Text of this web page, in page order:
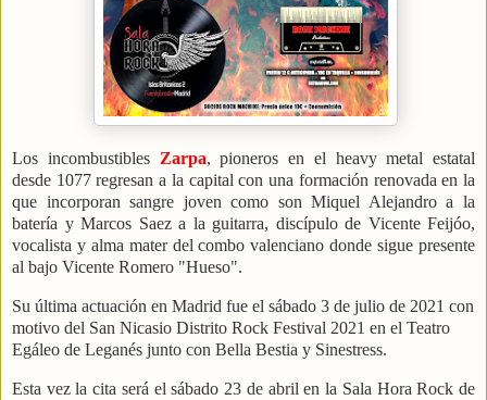
Los incombustibles Zarpa, pioneros en el heavy metal estatal
desde 1077 regresan a la capital con una formación renovada en la
que incorporan sangre joven como son Miquel Alejandro a la
batería y Marcos Saez a la guitarra, discípulo de Vicente Feijóo,
vocalista y alma mater del combo valenciano donde sigue presente
al bajo Vicente Romero "Hueso".
Su última actuación en Madrid fue el sábado 3 de julio de 2021 con
motivo del San Nicasio Distrito Rock Festival 2021 en el Teatro
Egáleo de Leganés junto con Bella Bestia y Sinestress.
Esta vez la cita será el sábado 23 de abril en la Sala Hora Rock de